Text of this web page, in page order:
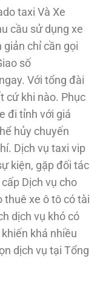
taxi Và Xe
cầu sử dụng xe
giản chỉ cần gọi
số
Với tổng đài
cứ khi nào. Phục
đi tỉnh với giá
hủy chuyến
Dịch vụ taxi vip
kiện, gặp đối tác
Dịch vụ cho
thuê xe ô tô có tài
dịch vụ khó có
khá nhiều
dịch vụ tại Tổng